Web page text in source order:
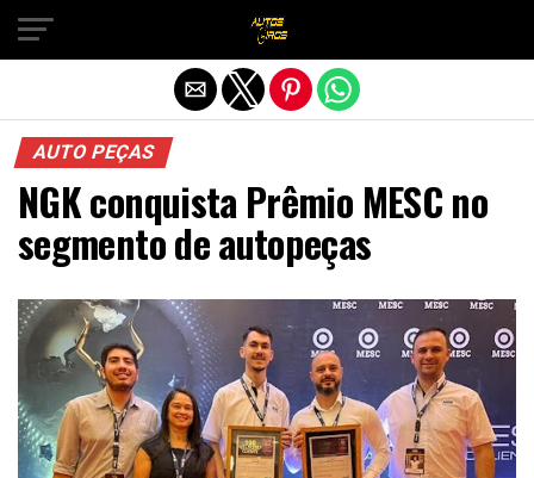
AUTO PEÇAS
NGK conquista Prêmio MESC no
segmento de autopeças
Sair da versão mobile